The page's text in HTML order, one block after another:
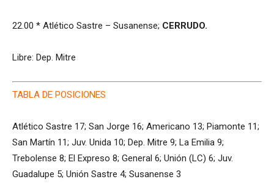
22.00 * Atlético Sastre – Susanense; CERRUDO.
Libre: Dep. Mitre
TABLA DE POSICIONES
Atlético Sastre 17; San Jorge 16; Americano 13; Piamonte 11;
San Martín 11; Juv. Unida 10; Dep. Mitre 9; La Emilia 9;
Trebolense 8; El Expreso 8; General 6; Unión (LC) 6; Juv.
Guadalupe 5; Unión Sastre 4; Susanense 3